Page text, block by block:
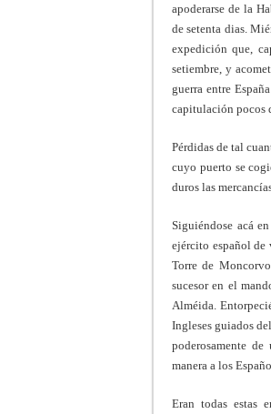
apoderarse de la
de setenta dias.
expedición que,
setiembre, y
guerra entre
capitulación pocos
Pérdidas de tal
cuyo puerto se
duros las
Siguiéndose acá
ejército español de
Torre de
sucesor en el
Alméida.
Ingleses guiados
poderosamente
manera a los
Eran todas estas